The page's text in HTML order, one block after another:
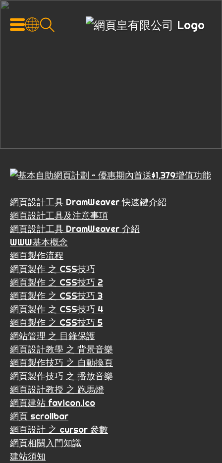
網頁設計工具 DramWeaver 快速鍵介紹
網頁設計工具及注意事項
網頁設計工具 DramWeaver 介紹
WWW基本概念
網頁製作流程
網頁製作 之 CSS技巧
網頁製作 之 CSS技巧 2
網頁製作 之 CSS技巧 3
網頁製作 之 CSS技巧 4
網頁製作 之 CSS技巧 5
網站管理 之 目錄保護
網頁設計教學 之 背景音樂
網頁製作技巧 之 自動換頁
網頁製作技巧 之 播放音樂
網頁設計教授 之 跑馬燈
網頁建站 favicon.ico
網頁 scrollbar
網頁設計 之 cursor 參數
網頁相關入門知識
建站須知